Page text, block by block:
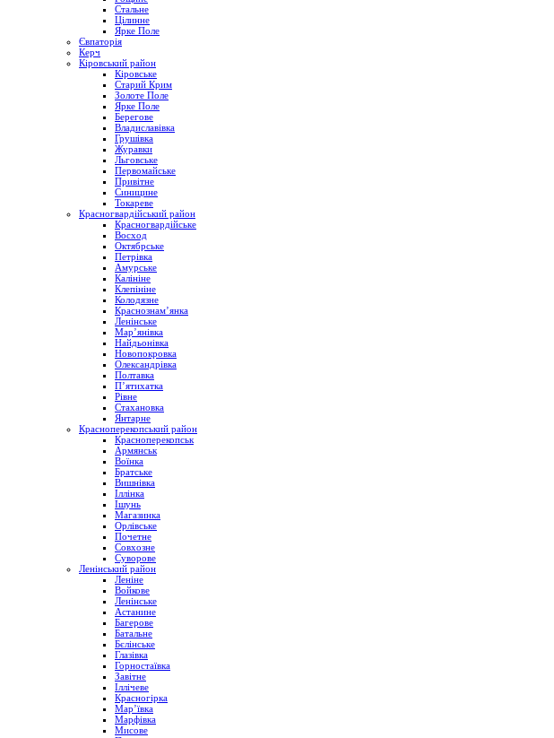
Стальне
Цілинне
Ярке Поле
Євпаторія
Керч
Кіровський район
Кіровське
Старий Крим
Золоте Поле
Ярке Поле
Берегове
Владиславівка
Грушівка
Журавки
Льговське
Первомайське
Привітне
Синицине
Токареве
Красногвардійський район
Красногвардійське
Восход
Октябрське
Петрівка
Амурське
Калініне
Клепініне
Колодязне
Краснознам’янка
Ленінське
Мар’янівка
Найдьонівка
Новопокровка
Олександрівка
Полтавка
П’ятихатка
Рівне
Стахановка
Янтарне
Красноперекопський район
Красноперекопськ
Армянськ
Воїнка
Братське
Вишнівка
Іллінка
Ішунь
Магазинка
Орлівське
Почетне
Совхозне
Суворове
Ленінський район
Леніне
Войкове
Ленінське
Астанине
Багерове
Батальне
Бєлінське
Глазівка
Горностаївка
Завітне
Іллічеве
Красногірка
Мар’ївка
Марфівка
Мисове